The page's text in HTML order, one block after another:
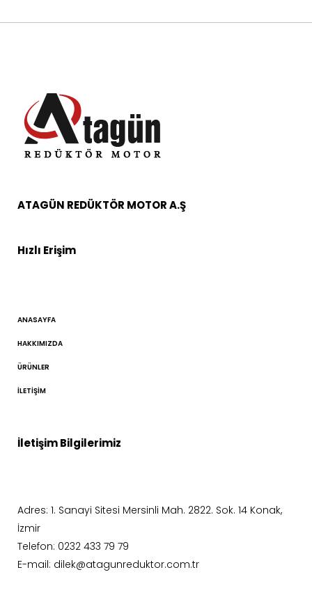
ATAGÜN REDÜKTÖR MOTOR A.Ş
Hızlı Erişim
ANASAYFA
HAKKIMIZDA
ÜRÜNLER
İLETIŞIM
İletişim Bilgilerimiz
Adres: 1. Sanayi Sitesi Mersinli Mah. 2822. Sok. 14 Konak,
İzmir
Telefon: 0232 433 79 79
E-mail: dilek@atagunreduktor.com.tr